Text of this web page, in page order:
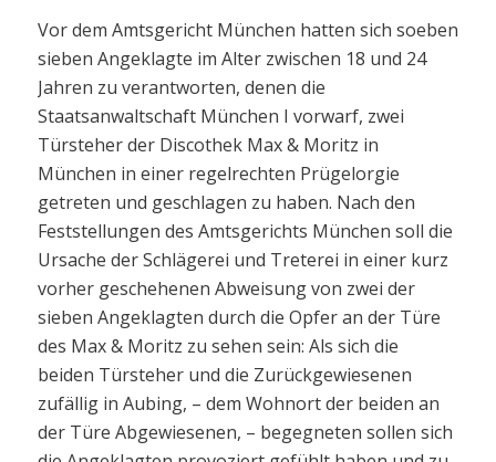
Vor dem Amtsgericht München hatten sich soeben
sieben Angeklagte im Alter zwischen 18 und 24
Jahren zu verantworten, denen die
Staatsanwaltschaft München I vorwarf, zwei
Türsteher der Discothek Max & Moritz in
München in einer regelrechten Prügelorgie
getreten und geschlagen zu haben. Nach den
Feststellungen des Amtsgerichts München soll die
Ursache der Schlägerei und Treterei in einer kurz
vorher geschehenen Abweisung von zwei der
sieben Angeklagten durch die Opfer an der Türe
des Max & Moritz zu sehen sein: Als sich die
beiden Türsteher und die Zurückgewiesenen
zufällig in Aubing, – dem Wohnort der beiden an
der Türe Abgewiesenen, – begegneten sollen sich